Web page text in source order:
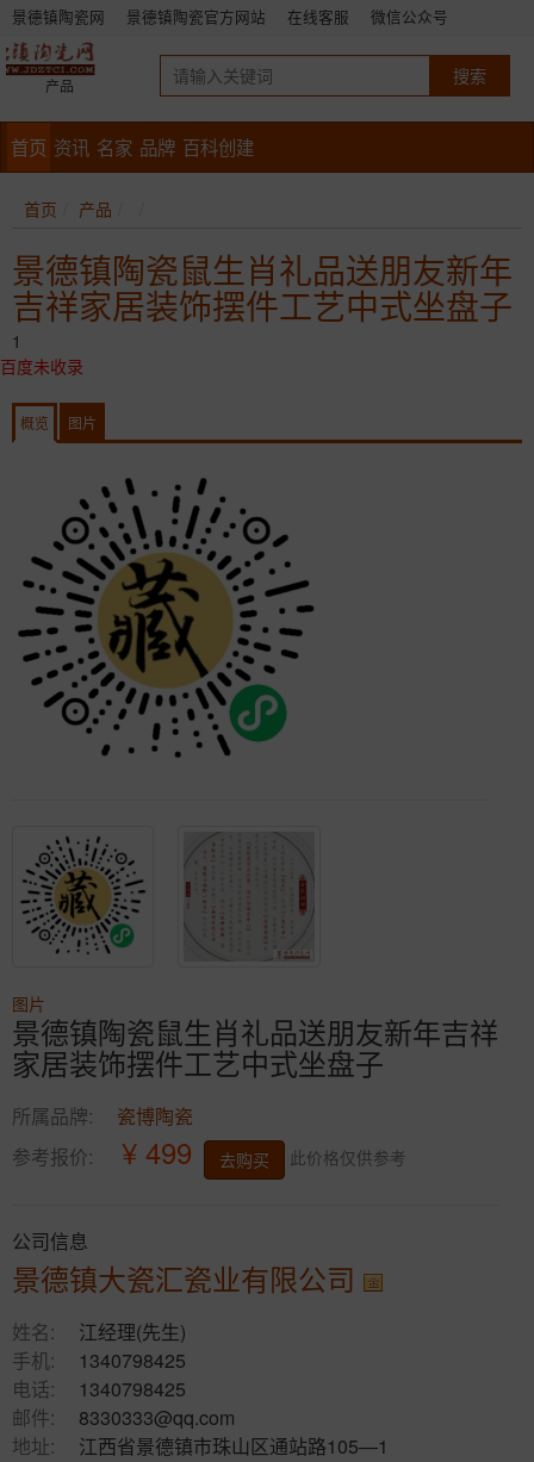
景德镇陶瓷网 景德镇陶瓷官方网站 在线客服 微信公众号
产品
首页 资讯 名家 品牌 百科创建
首页 产品
景德镇陶瓷鼠生肖礼品送朋友新年
吉祥家居装饰摆件工艺中式坐盘子
1
百度未收录
概览 图片
图片
景德镇陶瓷鼠生肖礼品送朋友新年吉祥
家居装饰摆件工艺中式坐盘子
所属品牌:
瓷博陶瓷
参考报价:
¥ 499 去购买 此价格仅供参考
公司信息
景德镇大瓷汇瓷业有限公司
姓名:
江经理(先生)
手机:
1340798425
电话:
1340798425
邮件:
8330333@qq.com
地址:
江西省景德镇市珠山区通站路105—1